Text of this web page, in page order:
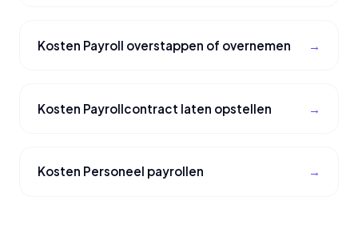
Kosten Payroll overstappen of overnemen
Kosten Payrollcontract laten opstellen
Kosten Personeel payrollen